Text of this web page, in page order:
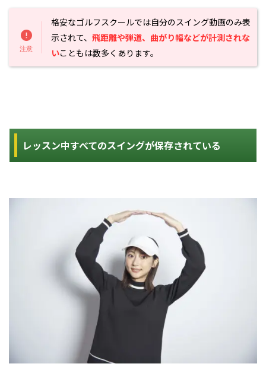
格安なゴルフスクールでは自分のスイング動画のみ表
示されて、 飛距離や弾道、曲がり幅などが計測されな
いこともは数多くあります。
レッスン中すべてのスイングが保存されている